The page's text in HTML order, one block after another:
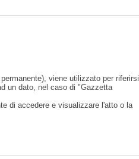
viene utilizzato per riferirsi
un dato, nel caso di "Gazzetta
di accedere e visualizzare l'atto o la